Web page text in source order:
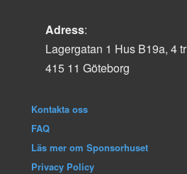
Adress:
Lagergatan 1 Hus B19a, 4 tr
415 11 Göteborg
Kontakta oss
FAQ
Läs mer om Sponsorhuset
Privacy Policy